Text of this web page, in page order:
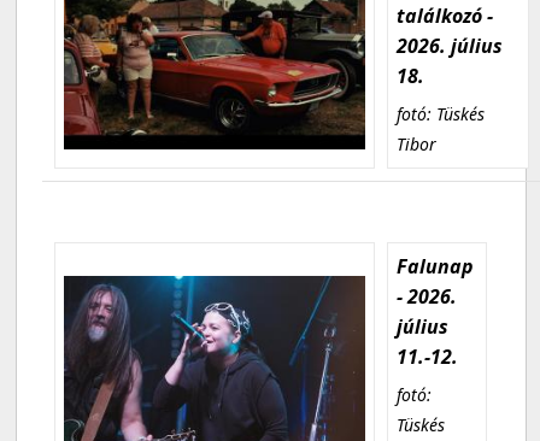
találkozó -
2026. július
18.
fotó: Tüskés
Tibor
Falunap
- 2026.
július
11.-12.
fotó:
Tüskés